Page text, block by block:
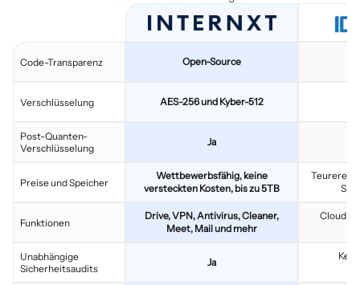
Code-Transparenz
Verschlüsselung
Post-Quanten-
Verschlüsselung
Preise und Speicher
Funktionen
Unabhängige
Sicherheitsaudits
Open-Source
AES-256 und Kyber-512
Ja
Wettbewerbsfähig, keine
versteckten Kosten, bis zu 5TB
Teurere
Drive, VPN, Antivirus, Cleaner,
Meet, Mail und mehr
Cloud-
Ja